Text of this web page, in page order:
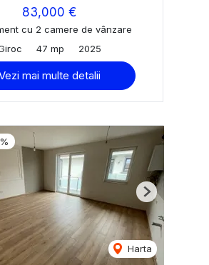
83,000 €
cu 2 camere de vânzare
47 mp 2025
mai multe detalii
Harta
Next